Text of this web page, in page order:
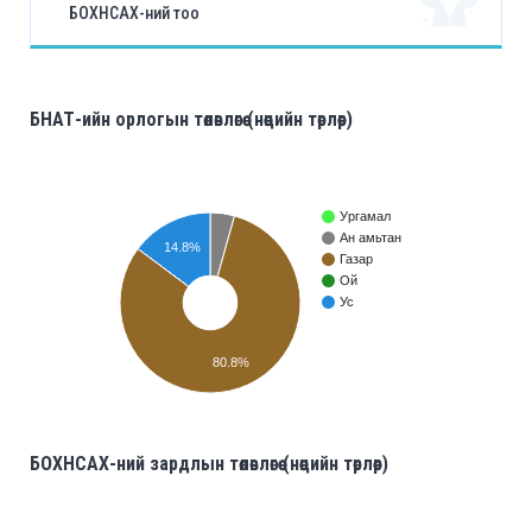
БОХНСАХ-ний тоо
БНАТ-ийн орлогын төлөвлөгөө (нөөцийн төрлөөр)
Ургамал
Ан амьтан
Газар
Ой
Ус
14.8%
80.8%
БОХНСАХ-ний зардлын төлөвлөгөө (нөөцийн төрлөөр)